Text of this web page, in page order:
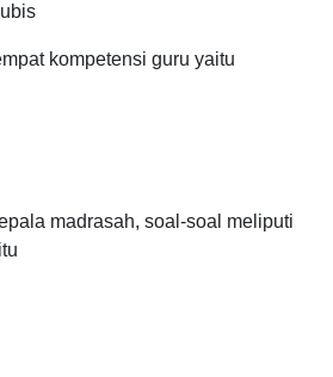
kompetensi guru yaitu
madrasah, soal-soal meliputi